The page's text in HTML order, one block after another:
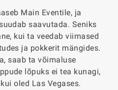
Main Eventile, ja
saavutada. Seniks
kui ta veedab viimased
ja pokkerit mängides.
saab ta võimaluse
lõpuks ei tea kunagi,
oled Las Vegases.